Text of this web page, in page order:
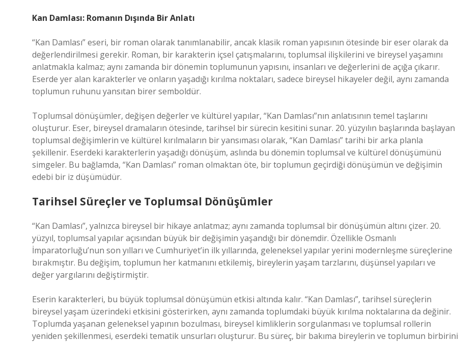
Kan Damlası: Romanın Dışında Bir Anlatı
“Kan Damlası” eseri, bir roman olarak tanımlanabilir, ancak klasik roman yapısının ötesinde bir eser olarak da
değerlendirilmesi gerekir. Roman, bir karakterin içsel çatışmalarını, toplumsal ilişkilerini ve bireysel yaşamını
anlatmakla kalmaz; aynı zamanda bir dönemin toplumunun yapısını, insanları ve değerlerini de açığa çıkarır.
Eserde yer alan karakterler ve onların yaşadığı kırılma noktaları, sadece bireysel hikayeler değil, aynı zamanda
toplumun ruhunu yansıtan birer semboldür.
Toplumsal dönüşümler, değişen değerler ve kültürel yapılar, “Kan Damlası”nın anlatısının temel taşlarını
oluşturur. Eser, bireysel dramaların ötesinde, tarihsel bir sürecin kesitini sunar. 20. yüzyılın başlarında başlayan
toplumsal değişimlerin ve kültürel kırılmaların bir yansıması olarak, “Kan Damlası” tarihi bir arka planla
şekillenir. Eserdeki karakterlerin yaşadığı dönüşüm, aslında bu dönemin toplumsal ve kültürel dönüşümünü
simgeler. Bu bağlamda, “Kan Damlası” roman olmaktan öte, bir toplumun geçirdiği dönüşümün ve değişimin
edebi bir iz düşümüdür.
Tarihsel Süreçler ve Toplumsal Dönüşümler
“Kan Damlası”, yalnızca bireysel bir hikaye anlatmaz; aynı zamanda toplumsal bir dönüşümün altını çizer. 20.
yüzyıl, toplumsal yapılar açısından büyük bir değişimin yaşandığı bir dönemdir. Özellikle Osmanlı
İmparatorluğu’nun son yılları ve Cumhuriyet’in ilk yıllarında, geleneksel yapılar yerini modernleşme süreçlerine
bırakmıştır. Bu değişim, toplumun her katmanını etkilemiş, bireylerin yaşam tarzlarını, düşünsel yapıları ve
değer yargılarını değiştirmiştir.
Eserin karakterleri, bu büyük toplumsal dönüşümün etkisi altında kalır. “Kan Damlası”, tarihsel süreçlerin
bireysel yaşam üzerindeki etkisini gösterirken, aynı zamanda toplumdaki büyük kırılma noktalarına da değinir.
Toplumda yaşanan geleneksel yapının bozulması, bireysel kimliklerin sorgulanması ve toplumsal rollerin
yeniden şekillenmesi, eserdeki tematik unsurları oluşturur. Bu süreç, bir bakıma bireylerin ve toplumun birbirini